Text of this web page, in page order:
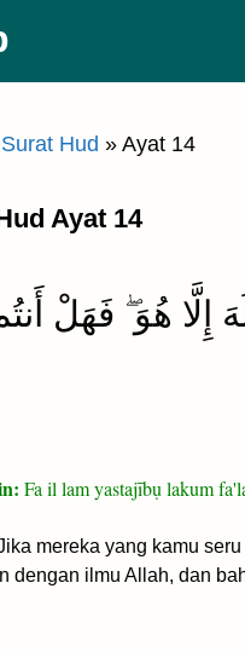
Surat Hud » Ayat 14
Ayat 14
إِلَّا هُوَ ۖ فَهَلْ
Fa il lam yastajībụ lakum
mereka yang kamu
dengan ilmu Allah, dan